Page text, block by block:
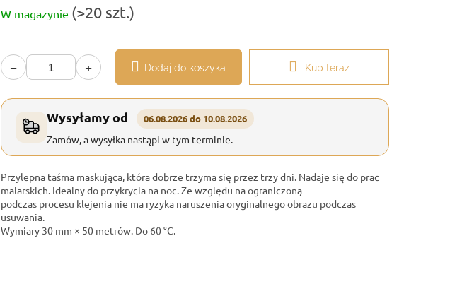
jednostkowa:
W magazynie (>20 szt.)
− + Dodaj do koszyka Kup teraz
Wysyłamy od 06.08.2026 do 10.08.2026
Zamów, a wysyłka nastąpi w tym terminie.
Przylepna taśma maskująca, która dobrze trzyma się przez trzy dni. Nadaje się do prac
malarskich. Idealny do przykrycia na noc. Ze względu na ograniczoną
podczas procesu klejenia nie ma ryzyka naruszenia oryginalnego obrazu podczas
usuwania.
Wymiary 30 mm × 50 metrów. Do 60 °C.